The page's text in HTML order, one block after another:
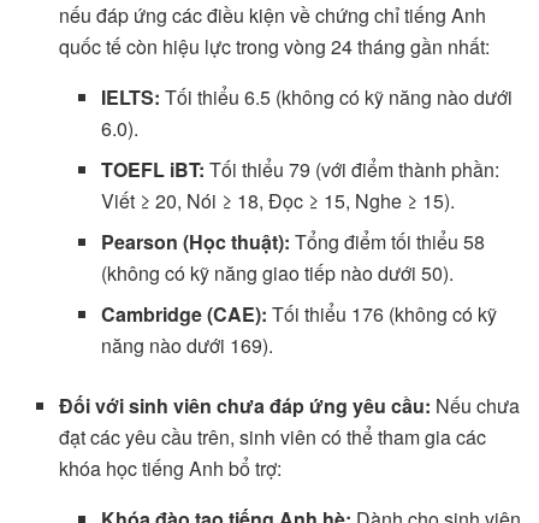
nếu đáp ứng các điều kiện về chứng chỉ tiếng Anh
quốc tế còn hiệu lực trong vòng 24 tháng gần nhất:
IELTS: Tối thiểu 6.5 (không có kỹ năng nào dưới
6.0).
TOEFL iBT: Tối thiểu 79 (với điểm thành phần:
Viết ≥ 20, Nói ≥ 18, Đọc ≥ 15, Nghe ≥ 15).
Pearson (Học thuật): Tổng điểm tối thiểu 58
(không có kỹ năng giao tiếp nào dưới 50).
Cambridge (CAE): Tối thiểu 176 (không có kỹ
năng nào dưới 169).
Đối với sinh viên chưa đáp ứng yêu cầu: Nếu chưa
đạt các yêu cầu trên, sinh viên có thể tham gia các
khóa học tiếng Anh bổ trợ: